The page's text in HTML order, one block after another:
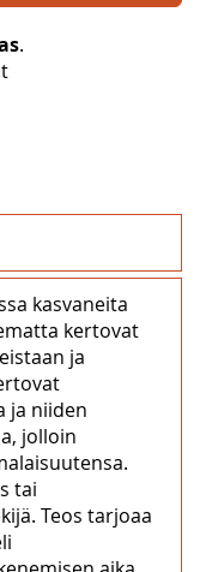
.
kasvaneita
kertovat
ja
ja niiden
jolloin
tai
Teos tarjoaa